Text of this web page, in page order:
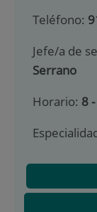
Teléfono:
Jefe/a de
Serrano
Horario: 8